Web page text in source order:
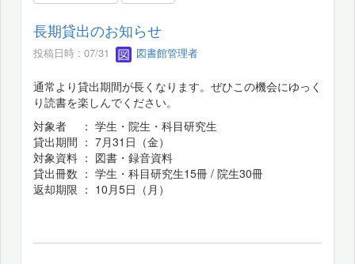
長期貸出のお知らせ
投稿日時 : 07/31 図書館管理者
通常より貸出期間が長くなります。ぜひこの機会にゆっく
り読書を楽しんでください。
対象者 ： 学生・院生・科目研究生
貸出期間 ： 7月31日（金）
対象資料 ： 図書・録音資料
貸出冊数 ： 学生・科目研究生15冊 / 院生30冊
返却期限 ： 10月5日（月）